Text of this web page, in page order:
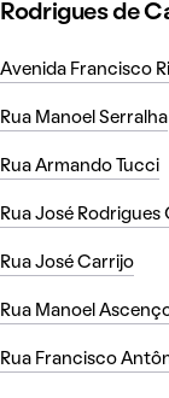
Rodrigues de
Avenida Francisco
Rua Manoel Serralha
Rua Armando Tucci
Rua José Rodrigues
Rua José Carrijo
Rua Manoel
Rua Francisco